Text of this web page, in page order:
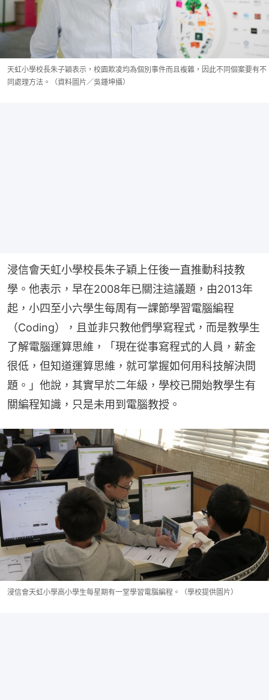
天虹小學校長朱子穎表示，校園欺凌均為個別事件而且複雜，因此不同個案要有不
同處理方法。（資料圖片／吳鍾坤攝）
浸信會天虹小學校長朱子穎上任後一直推動科技教
學。他表示，早在2008年已關注這議題，由2013年
起，小四至小六學生每周有一課節學習電腦編程
（Coding），且並非只教他們學寫程式，而是教學生
了解電腦運算思維，「現在從事寫程式的人員，薪金
很低，但知道運算思維，就可掌握如何用科技解決問
題。」他說，其實早於二年級，學校已開始教學生有
關編程知識，只是未用到電腦教授。
浸信會天虹小學高小學生每星期有一堂學習電腦編程。（學校提供圖片）